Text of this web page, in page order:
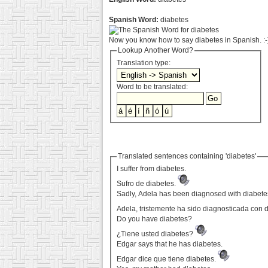
Spanish Word: diabetes
Now you know how to say diabetes in Spanish.
Lookup Another Word?
Translation type:
Word to be translated:
Translated sentences containing 'diabetes'
I suffer from diabetes.
Sufro de diabetes.
Sadly, Adela has been diagnosed with
Adela, tristemente ha sido diagnosticada con
Do you have diabetes?
¿Tiene usted diabetes?
Edgar says that he has diabetes.
Edgar dice que tiene diabetes.